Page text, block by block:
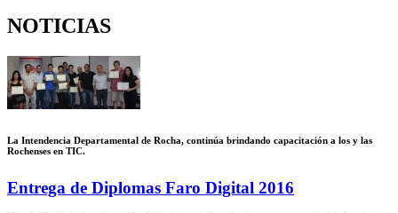
NOTICIAS
La Intendencia Departamental de Rocha, continúa brindando capacitación a los y las
Rochenses en TIC.
Entrega de Diplomas Faro Digital 2016